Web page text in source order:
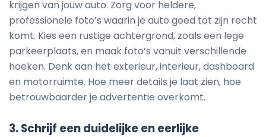
krijgen van jouw auto. Zorg voor heldere,
professionele foto’s waarin je auto goed tot zijn recht
komt. Kies een rustige achtergrond, zoals een lege
parkeerplaats, en maak foto’s vanuit verschillende
hoeken. Denk aan het exterieur, interieur, dashboard
en motorruimte. Hoe meer details je laat zien, hoe
betrouwbaarder je advertentie overkomt.
3.Schrijf een duidelijke en eerlijke